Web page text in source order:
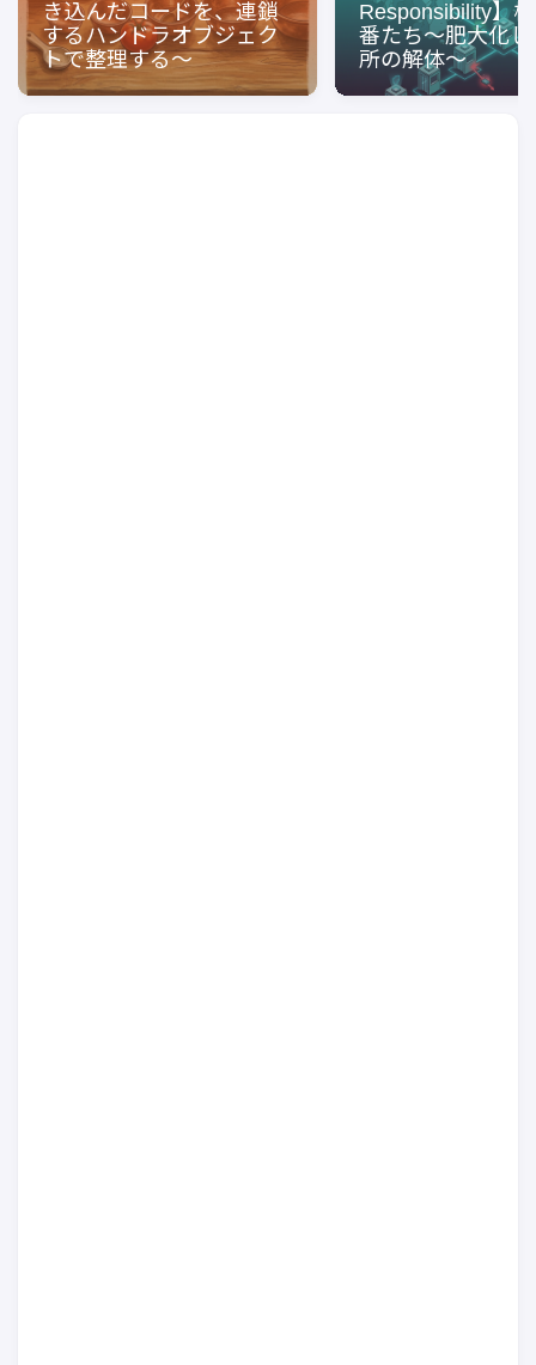
き込んだコードを、連鎖
するハンドラオブジェク
トで整理する〜
Responsibility】
番たち〜肥大化
所の解体〜